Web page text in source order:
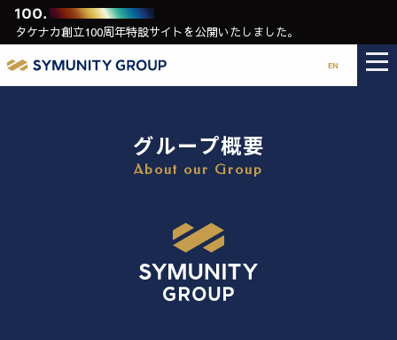
タケナカ創立100周年特設サイトを公開いたしました。
EN
グループ概要
About our Group